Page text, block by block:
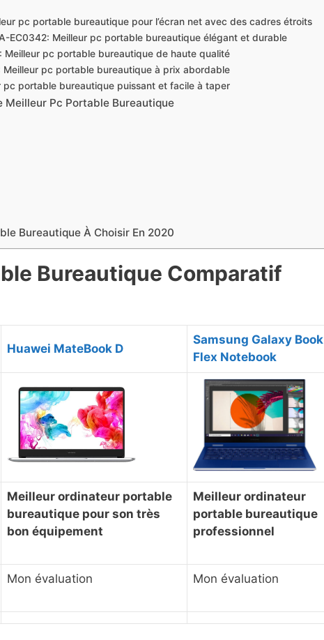
pc portable bureautique pour l’écran net avec des cadres étroits
EC0342: Meilleur pc portable bureautique élégant et durable
pc portable bureautique de haute qualité
Meilleur pc portable bureautique à prix abordable
pc portable bureautique puissant et facile à taper
Meilleur Pc Portable Bureautique
Bureautique À Choisir En 2020
Bureautique Comparatif
Huawei MateBook D
Samsung Galaxy Book
Flex Notebook
Meilleur ordinateur portable
bureautique pour son très
bon équipement
Meilleur ordinateur
portable bureautique
professionnel
Mon évaluation Mon évaluation